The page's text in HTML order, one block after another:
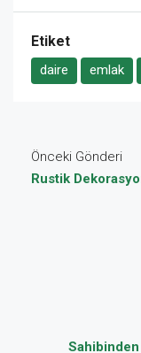
Etiket
daire emlak
Önceki Gönderi
Rustik
Sahibinden